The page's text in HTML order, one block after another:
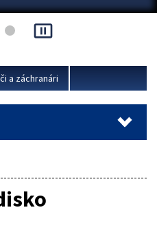
pause_presentation
a záchranári